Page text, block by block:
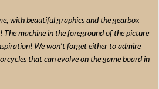
with beautiful graphics and the gearbox
The machine in the foreground of the picture
We won’t forget either to admire
that can evolve on the game board in